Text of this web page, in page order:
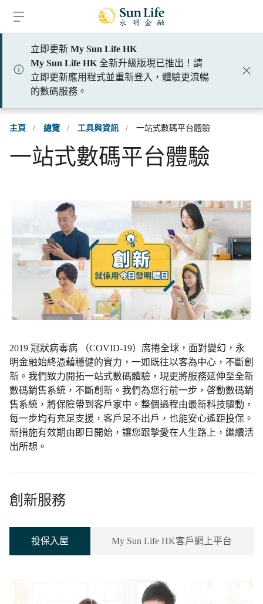
立即更新 My Sun Life HK
My Sun Life HK 全新升級版現已推出！請
立即更新應用程式並重新登入，體驗更流暢
的數碼服務。
主頁 / 總覽 / 工具與資訊 / 一站式數碼平台體驗
一站式數碼平台體驗
2019 冠狀病毒病 （COVID-19）席捲全球，面對變幻，永
明金融始終憑藉穩健的實力，一如既往以客為中心，不斷創
新。我們致力開拓一站式數碼體驗，現更將服務延伸至全新
數碼銷售系統，不斷創新。我們為您行前一步，啓動數碼銷
售系統，將保險帶到客戶家中。整個過程由最新科技驅動，
每一步均有充足支援，客戶足不出戶，也能安心遙距投保。
新措施有效期由即日開始，讓您跟摯愛在人生路上，繼續活
出所想。
創新服務
投保入屋 My Sun Life HK客戶網上平台